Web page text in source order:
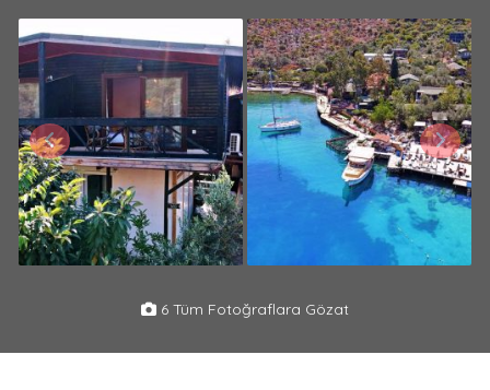
6 Tüm Fotoğraflara Gözat